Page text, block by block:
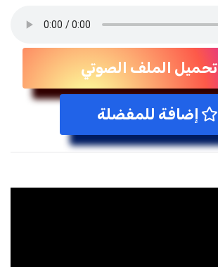
تحميل الملف الصوتي
إضافة للمفضلة